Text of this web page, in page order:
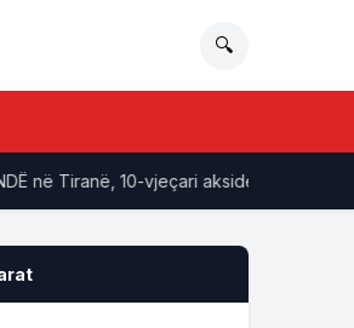
🔍
në Tiranë, 10-vjeçari aksidentohet dy